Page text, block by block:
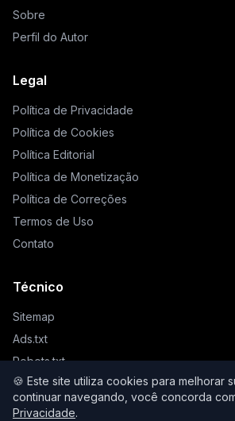
🍪 Este site utiliza cookies para melhorar
continuar navegando, você concorda
Privacidade.
Sobre
Perfil do Autor
Legal
Política de Privacidade
Política de Cookies
Política Editorial
Política de Monetização
Política de Correções
Termos de Uso
Contato
Técnico
Sitemap
Ads.txt
Robots.txt
Llms.txt